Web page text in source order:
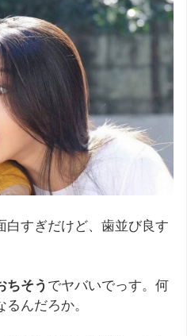
白すぎだけど、歯並び良す
ちそう でヤバいでっす。何
んだろか。